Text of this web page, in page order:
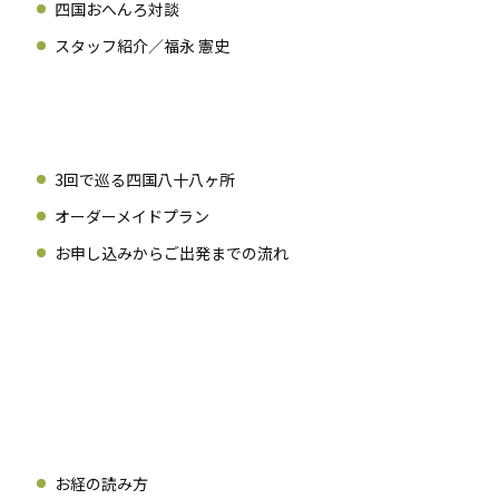
四国おへんろ対談
スタッフ紹介／福永 憲史
3回で巡る四国八十八ヶ所
オーダーメイドプラン
お申し込みからご出発までの流れ
お経の読み方